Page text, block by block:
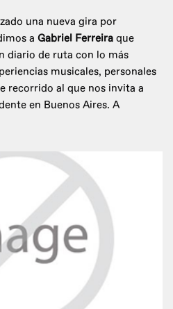
una nueva gira por
a Gabriel Ferreira que
diario de ruta con lo más
musicales, personales
recorrido al que nos invita a
en Buenos Aires. A